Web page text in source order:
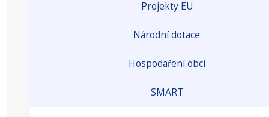
Projekty EU
Národní dotace
Hospodaření obcí
SMART